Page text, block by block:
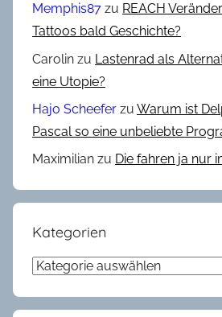
i
n
,
R
a
o
Memphis87 zu REACH
Tattoos bald Geschichte?
Carolin zu Lastenrad als
eine Utopie?
Hajo Scheefer zu Warum ist
Pascal so eine unbeliebte
Maximilian zu Die fahren ja nur
Kategorien
Kategorien